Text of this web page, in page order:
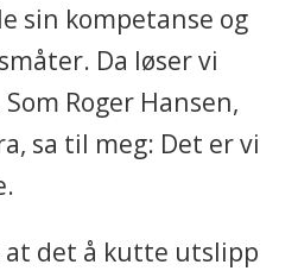
sin kompetanse og
Da løser vi
Roger Hansen,
sa til meg: Det er vi
det å kutte utslipp